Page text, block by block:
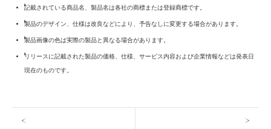
記載されている商品名、製品名は各社の商標または登録商標です。
製品のデザイン、仕様は改良などにより、予告なしに変更する場合があります。
製品画像の色は実際の製品と異なる場合があります。
リリースに記載された製品の価格、仕様、サービス内容および企業情報などは発表日
現在のものです。